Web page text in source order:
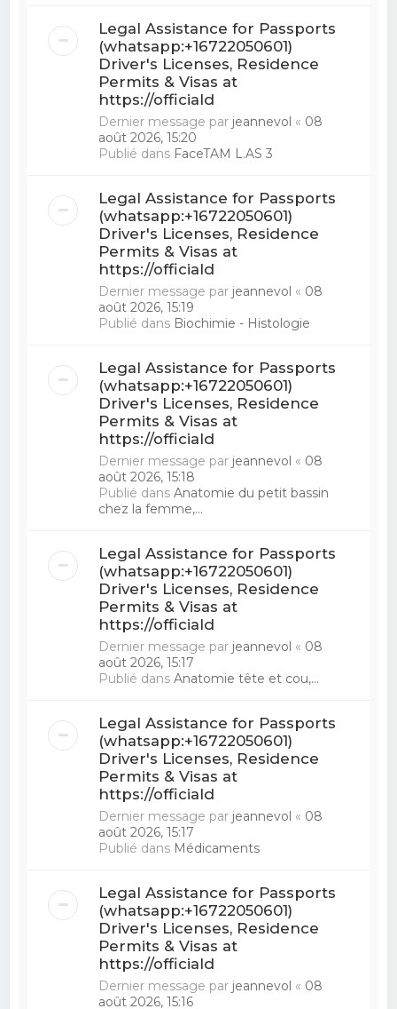
Legal Assistance for Passports
(whatsapp:+16722050601)
Driver's Licenses, Residence
Permits & Visas at
https://officiald
Dernier message par jeannevol « 08
août 2026, 15:20
Publié dans FaceTAM L.AS 3
Legal Assistance for Passports
(whatsapp:+16722050601)
Driver's Licenses, Residence
Permits & Visas at
https://officiald
Dernier message par jeannevol « 08
août 2026, 15:19
Publié dans Biochimie - Histologie
Legal Assistance for Passports
(whatsapp:+16722050601)
Driver's Licenses, Residence
Permits & Visas at
https://officiald
Dernier message par jeannevol « 08
août 2026, 15:18
Publié dansAnatomie du petit bassin
chez la femme,...
Legal Assistance for Passports
(whatsapp:+16722050601)
Driver's Licenses, Residence
Permits & Visas at
https://officiald
Dernier message par jeannevol « 08
août 2026, 15:17
Publié dansAnatomie tête et cou,...
Legal Assistance for Passports
(whatsapp:+16722050601)
Driver's Licenses, Residence
Permits & Visas at
https://officiald
Dernier message par jeannevol « 08
août 2026, 15:17
Publié dans Médicaments
Legal Assistance for Passports
(whatsapp:+16722050601)
Driver's Licenses, Residence
Permits & Visas at
https://officiald
Dernier message par jeannevol « 08
août 2026, 15:16